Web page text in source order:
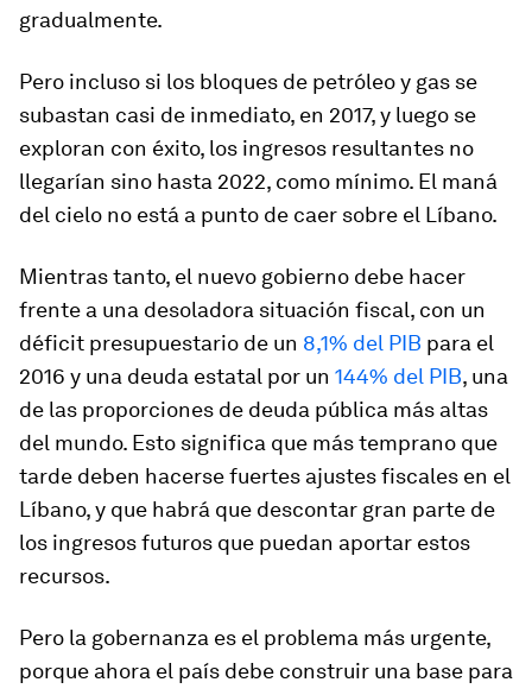
gradualmente.
Pero incluso si los bloques de petróleo y gas se
subastan casi de inmediato, en 2017, y luego se
exploran con éxito, los ingresos resultantes no
llegarían sino hasta 2022, como mínimo. El maná
del cielo no está a punto de caer sobre el Líbano.
Mientras tanto, el nuevo gobierno debe hacer
frente a una desoladora situación fiscal, con un
déficit presupuestario de un 8,1% del PIB para el
2016 y una deuda estatal por un 144% del PIB, una
de las proporciones de deuda pública más altas
del mundo. Esto significa que más temprano que
tarde deben hacerse fuertes ajustes fiscales en el
Líbano, y que habrá que descontar gran parte de
los ingresos futuros que puedan aportar estos
recursos.
Pero la gobernanza es el problema más urgente,
porque ahora el país debe construir una base para